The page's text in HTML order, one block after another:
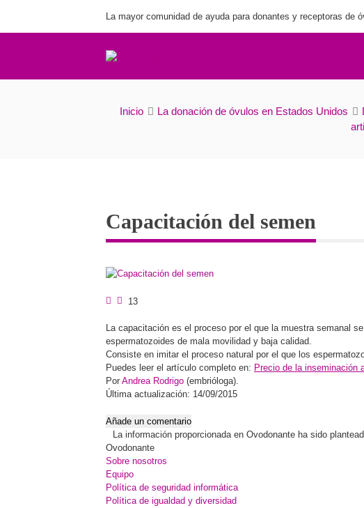
La mayor comunidad de ayuda para donantes y receptoras de
Inicio La donación de óvulos en Estados Unidos
Capacitación del semen
13
La capacitación es el proceso por el que la muestra semanal
espermatozoides de mala movilidad y baja calidad.
Consiste en imitar el proceso natural por el que los
Puedes leer el artículo completo en: Precio de la inseminación
Por Andrea Rodrigo (embrióloga).
Última actualización: 14/09/2015
Añade un comentario
La información proporcionada en Ovodonante ha sido
Ovodonante
Sobre nosotros
Equipo
Política de seguridad informática
Política de igualdad y diversidad